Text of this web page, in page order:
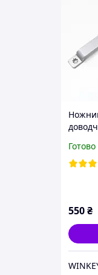
550₴